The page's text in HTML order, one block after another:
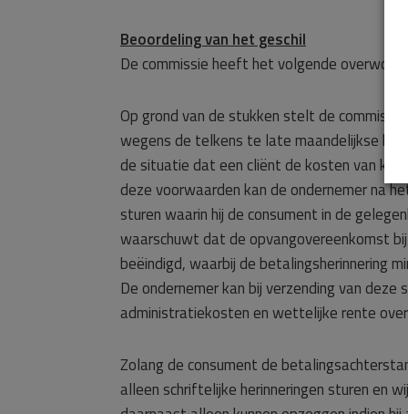
Beoordeling van het geschil
De commissie heeft het volgende
Op grond van de stukken stelt de
wegens de telkens te late maandelijkse
de situatie dat een cliënt de kosten van
deze voorwaarden kan de ondernemer na
sturen waarin hij de consument in de
waarschuwt dat de opvangovereenkomst
beëindigd, waarbij de betalingsherinnering
De ondernemer kan bij verzending van
administratiekosten en wettelijke rente
Zolang de consument de
alleen schriftelijke herinneringen sturen en